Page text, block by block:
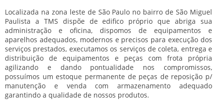
Localizada na zona leste de São Paulo no bairro de São Miguel
Paulista a TMS dispõe de edifico próprio que abriga sua
administração e oficina, dispomos de equipamentos e
aparelhos adequados, modernos e precisos para execução dos
serviços prestados, executamos os serviços de coleta, entrega e
distribuição de equipamentos e peças com frota própria
agilizando e dando pontualidade nos compromissos,
possuímos um estoque permanente de peças de reposição p/
manutenção e venda com armazenamento adequado
garantindo a qualidade de nossos produtos.